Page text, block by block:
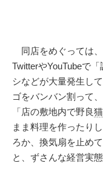
同店をめぐっては
TwitterやYouTubeで
シなどが大量発生し
ゴをバンバン割って
「店の敷地内で野良猫
まま料理を作ったり
ろか、換気扇を止め
と、ずさんな経営実